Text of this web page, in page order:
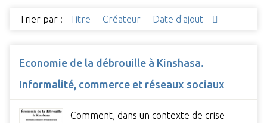
Trier par : Titre Créateur Date d'ajout
Economie de la débrouille à Kinshasa.
Informalité, commerce et réseaux sociaux
Comment, dans un contexte de crise